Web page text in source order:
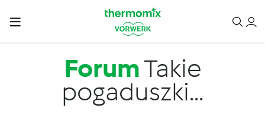
ForumTakie
pogaduszki...